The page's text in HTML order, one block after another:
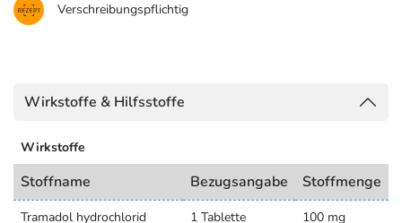
Verschreibungspflichtig
Wirkstoffe & Hilfsstoffe
Wirkstoffe
Stoffname Bezugsangabe Stoffmenge
Tramadol hydrochlorid 1 Tablette
100 mg